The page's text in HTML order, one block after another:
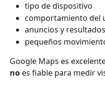
tipo de dispositivo
comportamiento del
anuncios y
pequeños
Google Maps es
no es fiable para medir